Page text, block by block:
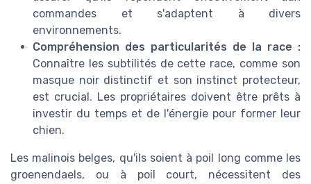
commandes et s'adaptent à divers
environnements.
Compréhension des particularités de la race :
Connaître les subtilités de cette race, comme son
masque noir distinctif et son instinct protecteur,
est crucial. Les propriétaires doivent être prêts à
investir du temps et de l'énergie pour former leur
chien.
Les malinois belges, qu'ils soient à poil long comme les
groenendaels, ou à poil court, nécessitent des